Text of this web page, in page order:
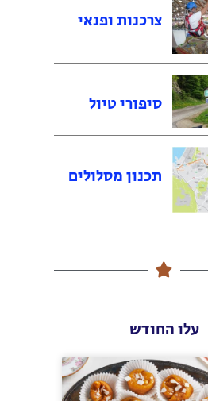
צרכנות ופנאי
סיפורי טיול
תכנון מסלולים
עלו החודש